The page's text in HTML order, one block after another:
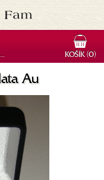
Au
KOŠÍK(0)